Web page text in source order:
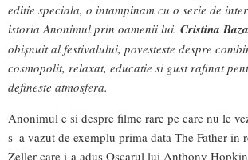
editie speciala, o intampinam cu o serie de
istoria Anonimul prin oamenii lui. Cristina
obișnuit al festivalului, povesteste despre
cosmopolit, relaxat, educatie si gust rafinat
defineste atmosfera.
Anonimul e si despre filme rare pe care nu le
s–a vazut de exemplu prima data The Father in
Zeller care i-a adus Oscarul lui Anthony